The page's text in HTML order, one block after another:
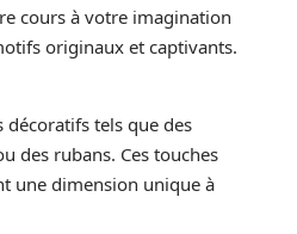
cours à votre imagination
originaux et captivants.
décoratifs tels que des
des rubans. Ces touches
une dimension unique à